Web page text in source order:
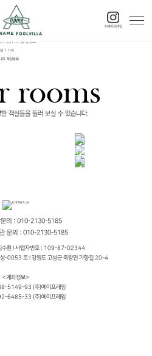
#에이프레임
퇴실시간 : 11시
기,성수기 : 실시간참고
심 1.1m)
티, 욕실용품
객실들을 둘러 보실 수 있습니다.
디럭스 2층 풀빌라
프리미엄 풀빌라
문의 : 010-2130-5185
관 문의 : 010-2130-5185
수환 I 사업자번호 : 109-87-02344
-0053 호 I 강원도 고성군 죽왕면 가향길 20-4
<계좌정보>
5149-93 (주)에이프레임
6485-33 (주)에이프레임